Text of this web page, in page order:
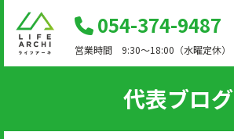
054-374-9487
営業時間 9:30～18:00（水曜定休）
代表ブログ